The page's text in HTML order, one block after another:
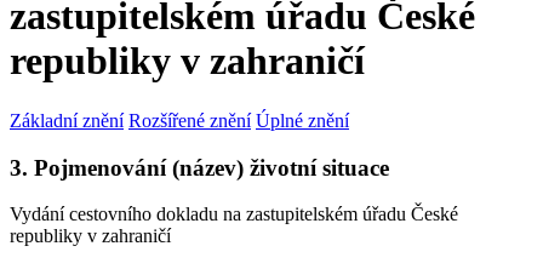
zastupitelském úřadu České
republiky v zahraničí
Základní znění Rozšířené znění Úplné znění
3. Pojmenování (název) životní situace
Vydání cestovního dokladu na zastupitelském úřadu České
republiky v zahraničí